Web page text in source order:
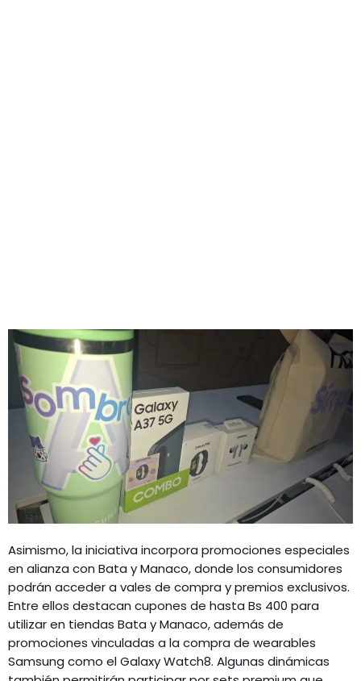
Asimismo, la iniciativa incorpora promociones especiales
en alianza con Bata y Manaco, donde los consumidores
podrán acceder a vales de compra y premios exclusivos.
Entre ellos destacan cupones de hasta Bs 400 para
utilizar en tiendas Bata y Manaco, además de
promociones vinculadas a la compra de wearables
Samsung como el Galaxy Watch8. Algunas dinámicas